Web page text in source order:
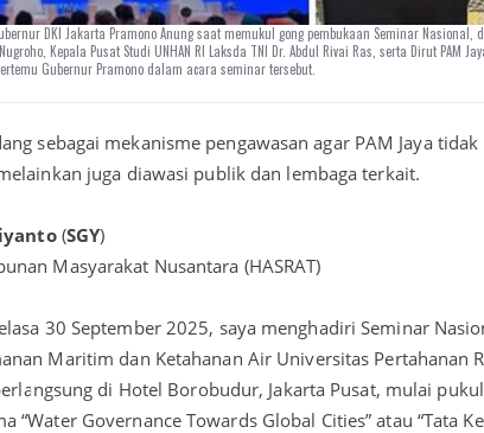
DKI Jakarta Pramono Anung saat memukul gong pembukaan Seminar Nasional,
Kepala Pusat Studi UNHAN RI Laksda TNI Dr. Abdul Rivai Ras, serta Dirut PAM
Gubernur Pramono dalam acara seminar tersebut.
sebagai mekanisme pengawasan agar PAM Jaya
juga diawasi publik dan lembaga terkait.
(SGY)
Masyarakat Nusantara (HASRAT)
30 September 2025, saya menghadiri Seminar
Maritim dan Ketahanan Air Universitas Pertahanan
di Hotel Borobudur, Jakarta Pusat, mulai
“Water Governance Towards Global Cities” atau “Tata